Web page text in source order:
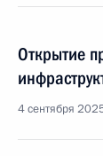
Открытие
4 сентября